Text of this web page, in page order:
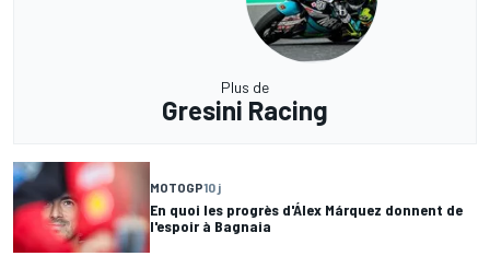
Plus de
Gresini Racing
MOTOGP10 j
En quoi les progrès d'Álex Márquez donnent de
l'espoir à Bagnaia